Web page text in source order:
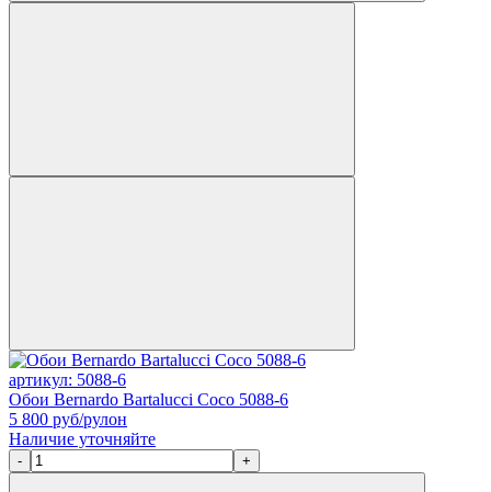
артикул: 5088-6
Обои Bernardo Bartalucci Coco 5088-6
5 800 руб/рулон
Наличие уточняйте
- +